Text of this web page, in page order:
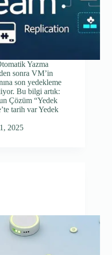
Yazma
sonra VM’in
son yedekleme
Bu bilgi artık:
Çözüm “Yedek
tarih var Yedek
2025